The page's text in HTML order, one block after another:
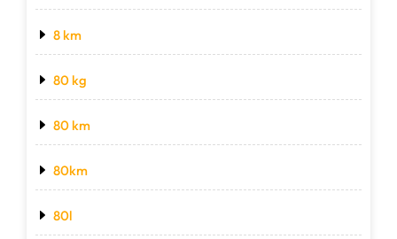
8 km
80 kg
80 km
80km
80l